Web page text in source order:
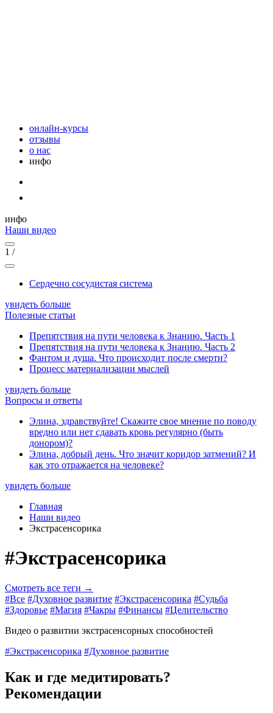
онлайн-курсы
отзывы
о нас
инфо
инфо
Наши видео
1 /
Сердечно сосудистая система
увидеть больше
Полезные статьи
Препятствия на пути человека к Знанию. Часть 1
Препятствия на пути человека к Знанию. Часть 2
Фантом и душа. Что происходит после смерти?
Процесс материализации мыслей
увидеть больше
Вопросы и ответы
Элина, здравствуйте! Скажите свое мнение по поводу
вредно или нет сдавать кровь регулярно (быть
донором)?
Элина, добрый день. Что значит коридор затмений? И
как это отражается на человеке?
увидеть больше
Главная
Наши видео
Экстрасенсорика
#Экстрасенсорика
Смотреть все теги →
#Все #Духовное развитие #Экстрасенсорика #Судьба
#Здоровье #Магия #Чакры #Финансы #Целительство
Видео о развитии экстрасенсорных способностей
#Экстрасенсорика #Духовное развитие
Как и где медитировать?
Рекомендации